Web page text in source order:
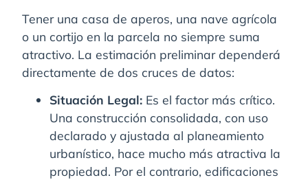
Tener una casa de aperos, una nave agrícola
o un cortijo en la parcela no siempre suma
atractivo. La estimación preliminar dependerá
directamente de dos cruces de datos:
Situación Legal: Es el factor más crítico.
Una construcción consolidada, con uso
declarado y ajustada al planeamiento
urbanístico, hace mucho más atractiva la
propiedad. Por el contrario, edificaciones